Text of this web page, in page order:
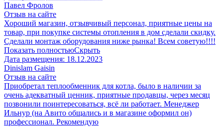
Павел Фролов
Отзыв на сайте
Хороший магазин, отзывчивый персонал, приятные цены на
товар, при покупке системы отопления в дом сделали скидку.
Сделали монтаж оборудования ниже рынка! Всем советую!!!!
Показать полностьюСкрыть
Дата размещения: 18.12.2023
Dinislam Gaisin
Отзыв на сайте
Приобретал теплообменник для котла, было в наличии за
очень адекватный ценник, приятные продавцы, через месяц
позвонили поинтересоваться, всё ли работает. Менеджер
Ильнур (на Авито общались и в магазине оформил он)
профессионал. Рекомендую